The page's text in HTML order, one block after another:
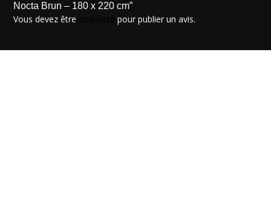
Nocta Brun – 180 x 220 cm”
Vous devez être pour publier un avis.